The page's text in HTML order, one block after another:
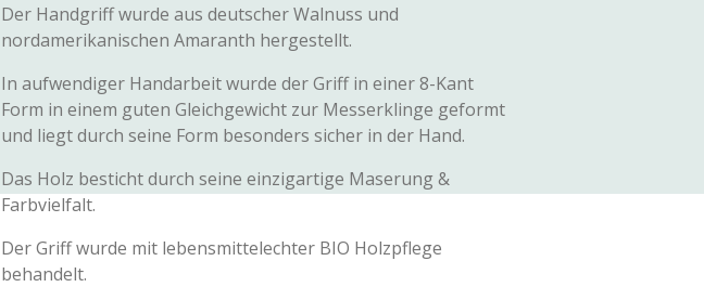
Der Handgriff wurde aus deutscher Walnuss und
nordamerikanischen Amaranth hergestellt.
In aufwendiger Handarbeit wurde der Griff in einer 8-Kant
Form in einem guten Gleichgewicht zur Messerklinge geformt
und liegt durch seine Form besonders sicher in der Hand.
Das Holz besticht durch seine einzigartige Maserung &
Farbvielfalt.
Der Griff wurde mit lebensmittelechter BIO Holzpflege
behandelt.